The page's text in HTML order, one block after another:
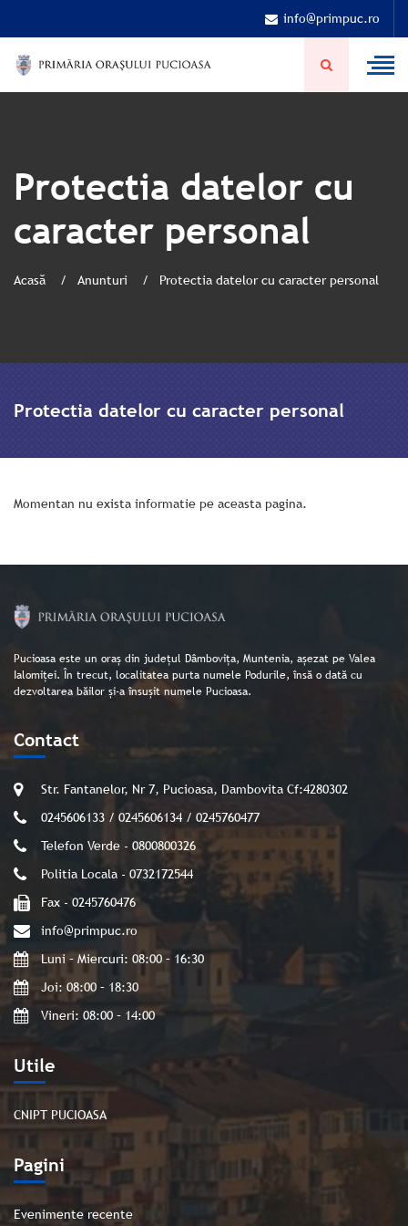
info@primpuc.ro
Protectia datelor cu
caracter personal
Acasă Anunturi Protectia datelor cu caracter personal
Protectia datelor cu caracter personal
Momentan nu exista informatie pe aceasta pagina.
Pucioasa este un oraș din județul Dâmbovița, Muntenia, așezat pe Valea
Ialomiței. În trecut, localitatea purta numele Podurile, însă o dată cu
dezvoltarea băilor și-a însușit numele Pucioasa.
Utile
CNIPT PUCIOASA
Pagini
Evenimente recente
Contact
Str. Fantanelor, Nr 7, Pucioasa, Dambovita Cf:4280302
0245606133 / 0245606134 / 0245760477
Telefon Verde - 0800800326
Politia Locala - 0732172544
Fax - 0245760476
info@primpuc.ro
Luni – Miercuri: 08:00 – 16:30
Joi: 08:00 – 18:30
Vineri: 08:00 – 14:00